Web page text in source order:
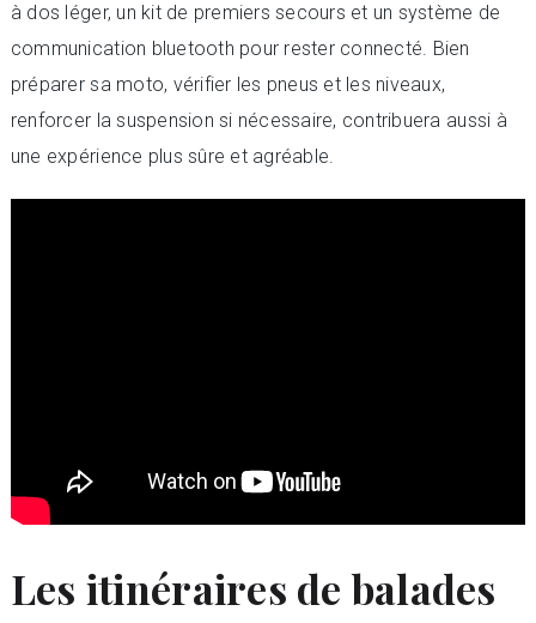
à dos léger, un kit de premiers secours et un système de
communication bluetooth pour rester connecté. Bien
préparer sa moto, vérifier les pneus et les niveaux,
renforcer la suspension si nécessaire, contribuera aussi à
une expérience plus sûre et agréable.
Les itinéraires de balades